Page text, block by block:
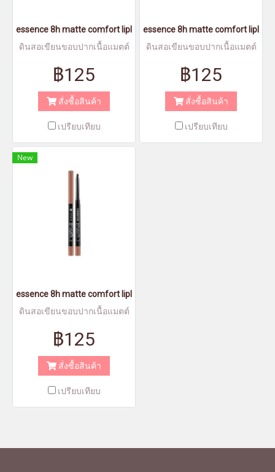
essence 8h matte comfort lipliner 03 - เอสเซนส์8อาวส์แมตต์คอมฟ
ดินสอเขียนขอบปากเนื้อแมตต์
฿125
สั่งซื้อสินค้า
เปรียบเทียบ
essence 8h matte comfort
ดินสอเขียนขอบปากเนื้อแมตต์
฿125
สั่งซื้อสินค้า
เปรียบเทียบ
New
essence 8h matte comfort lipliner 01 - เอสเซนส์8อาวส์แมตต์คอมฟ
ดินสอเขียนขอบปากเนื้อแมตต์
฿125
สั่งซื้อสินค้า
เปรียบเทียบ